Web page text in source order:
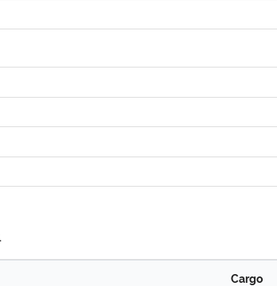
Cargo